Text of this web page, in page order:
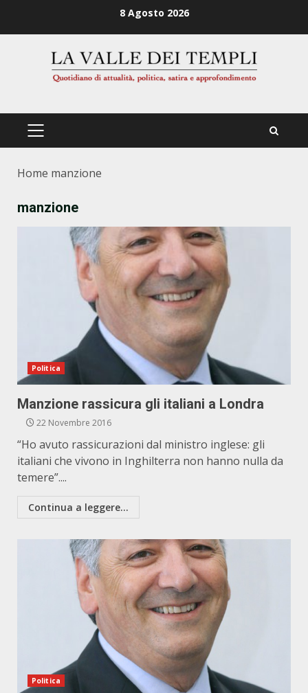
8 Agosto 2026
PRIMÄRES
Home manzione
manzione
Politica
Manzione rassicura gli italiani a Londra
22 Novembre 2016
“Ho avuto rassicurazioni dal ministro inglese: gli
italiani che vivono in Inghilterra non hanno nulla da
temere”....
Continua a leggere...
Politica